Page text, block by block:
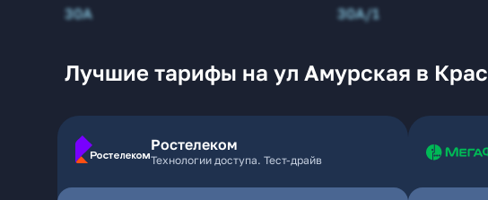
30А
30А/1
Лучшие тарифы на ул Амурская в
Ростелеком
Технологии доступа. Тест-драйв